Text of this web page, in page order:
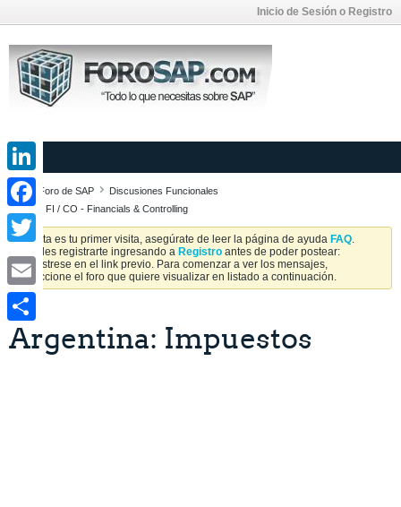
Inicio de Sesión o Registro
Foro de SAP
Discusiones Funcionales
SAP FI / CO - Financials & Controlling
Si esta es tu primer visita, asegúrate de leer la página de ayuda FAQ.
Puedes registrarte ingresando a Registro antes de poder postear:
Regístrese en el link previo. Para comenzar a ver los mensajes,
seleccione el foro que quiere visualizar en listado a continuación.
Argentina: Impuestos
LinkedIn
Facebook
Twitter
Email
Share